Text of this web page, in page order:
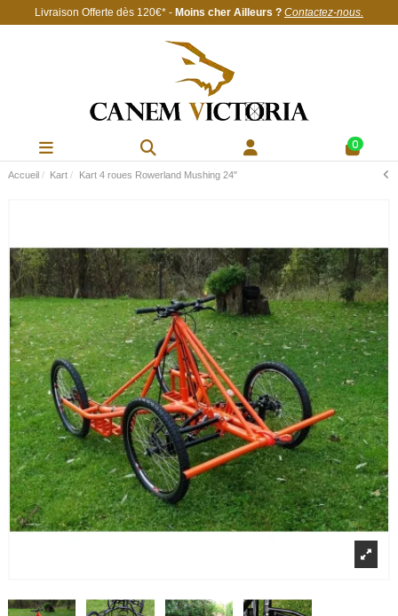
Livraison Offerte dès 120€* - Moins cher Ailleurs ? Contactez-nous.
0
Accueil Kart Kart 4 roues Rowerland Mushing 24"